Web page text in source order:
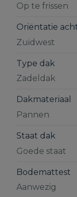
Op te frissen
Oriëntatie
Zuidwest
Type dak
Zadeldak
Dakmateriaal
Pannen
Staat dak
Goede staat
Bodemattest
Aanwezig